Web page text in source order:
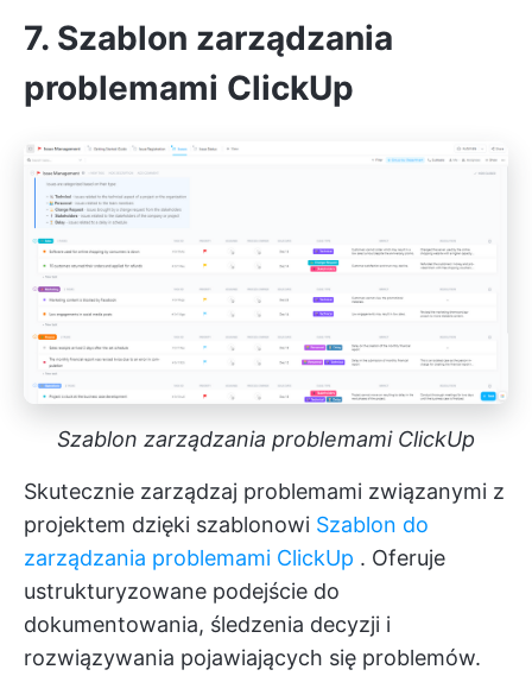
7. Szablon zarządzania
problemami ClickUp
Szablon zarządzania problemami ClickUp
Skutecznie zarządzaj problemami związanymi z
projektem dzięki szablonowi Szablon do
zarządzania problemami ClickUp . Oferuje
ustrukturyzowane podejście do
dokumentowania, śledzenia decyzji i
rozwiązywania pojawiających się problemów.